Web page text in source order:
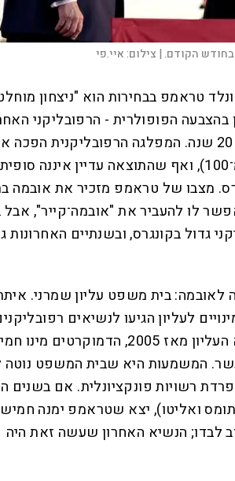
הקודם. | צילום:איי.פי
טראמפ בבחירות הוא "ניצחון
הפופולרית - הרפובליקני
שעשה זאת היה בוש הבן לפני 20 שנה. המפלגה הרפובליקנית
בסנאט לטובתה (53 מושבים מ־100), ואף שהתוצאה עדיין איננה
מצבו של טראמפ מזכיר את אובמה
לו להעביר את "אובמה־קייר",
גדול בקונגרס, ובשנתיים האחרונות
בית משפט עליון שמרני.
לעליון הגיעו לנשיאים
המשפט של ג'ון רוברטס, נשיא העליון מאז 2005, הדמוקרטים
המשמעות היא שבית המשפט
רשויות פונקציונלית. אם בשנים
ואליטו), יצא שטראמפ ימנה
לבדו; הנשיא האחרון שעשה זאת היה